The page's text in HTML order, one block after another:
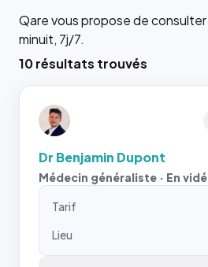
Qare vous propose de consulter
minuit, 7j/7.
10 résultats trouvés
Dr Benjamin Dupont
Médecin généraliste · En
Tarif
Lieu